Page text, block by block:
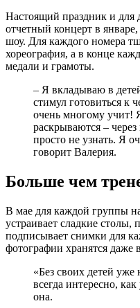
Настоящий праздник и для
отчетный концерт в
шоу. Для каждого номера
хореография, а в конце
медали и грамоты.
– Я вкладываю в
стимул готовиться к
очень многому учит!
раскрываются –
просто не узнать. Я
говорит Валерия.
Больше чем
В мае для каждой группы
устраивает сладкие столы,
подписывает снимки для
фотографии хранятся даже
«Без своих детей
всегда интересно,
она.